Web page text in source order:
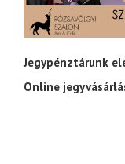
Jegypénztárunk
Online